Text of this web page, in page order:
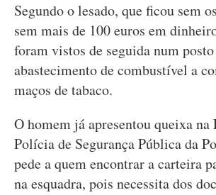
Segundo o lesado, que ficou sem
sem mais de 100 euros em
foram vistos de seguida num
abastecimento de combustível a
maços de tabaco.
O homem já apresentou queixa na
Polícia de Segurança Pública da
pede a quem encontrar a carteira
na esquadra, pois necessita dos